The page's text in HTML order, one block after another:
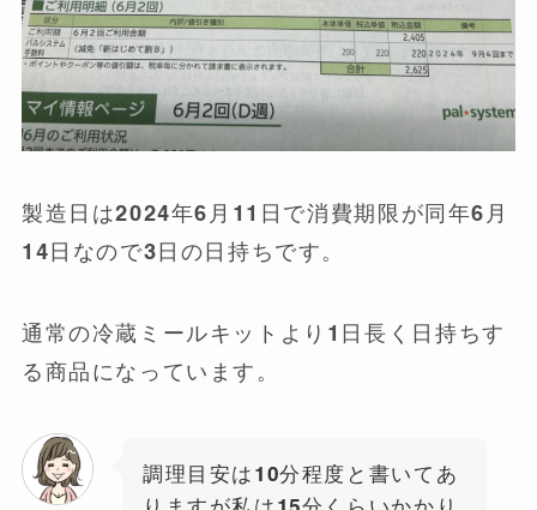
製造日は2024年6月11日で消費期限が同年6月
14日なので3日の日持ちです。
通常の冷蔵ミールキットより1日長く日持ちす
る商品になっています。
調理目安は10分程度と書いてあ